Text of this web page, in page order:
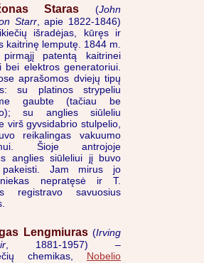
Staras (John
Starr, apie 1822-1846)
išradėjas, kūręs ir
kaitrinę lemputę. 1844 m.
pirmąjį patentą kaitrinei
bei elektros generatoriui.
aprašomos dviejų tipų
su platinos strypeliu
gaubte (tačiau be
su anglies siūleliu
virš gyvsidabrio stulpelio,
reikalingas vakuumo
Šioje antrojoje
anglies siūleliui jį buvo
pakeisti. Jam mirus jo
nepratęsė ir T.
registravo savuosius
Lengmiuras(Irving
, 1881-1957) –
chemikas, Nobelio